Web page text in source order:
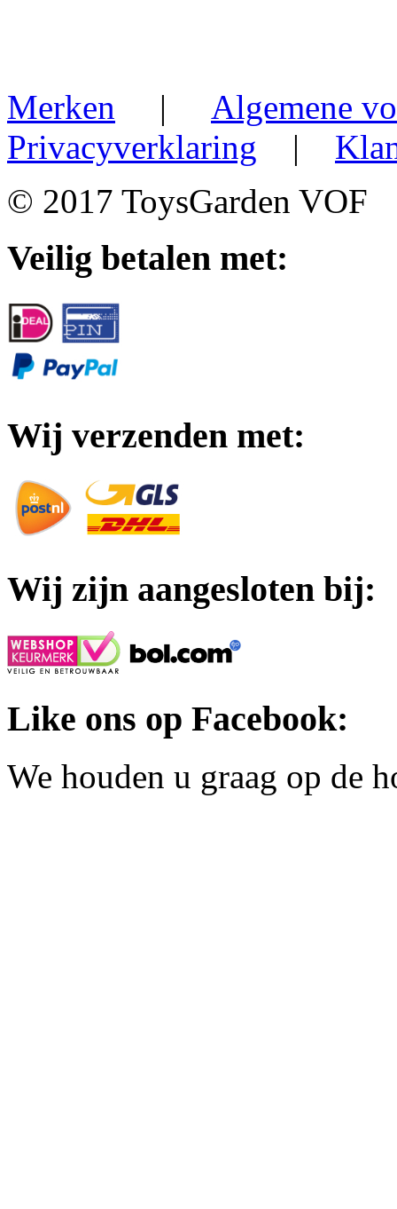
Merken | Algemene
Privacyverklaring |
© 2017 ToysGarden VOF
Veilig betalen met:
Wij verzenden met:
Wij zijn aangesloten bij:
Like ons op Facebook:
We houden u graag op de